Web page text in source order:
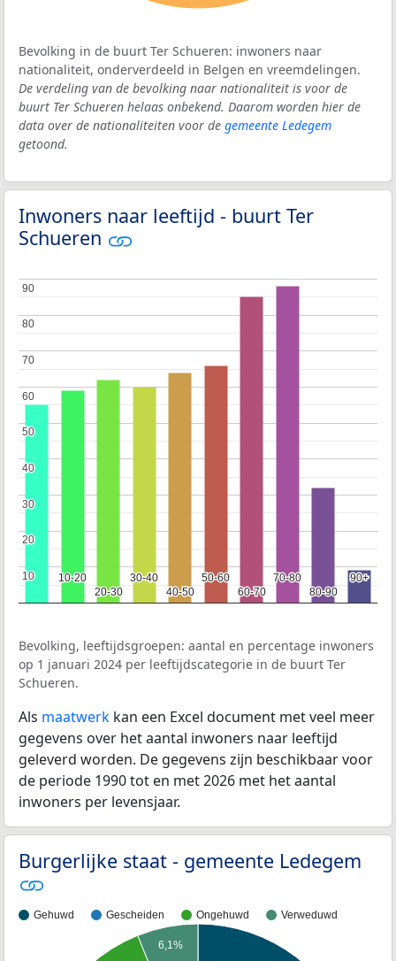
Bevolking in de buurt Ter Schueren: inwoners naar
nationaliteit, onderverdeeld in Belgen en vreemdelingen.
De verdeling van de bevolking naar nationaliteit is voor de
buurt Ter Schueren helaas onbekend. Daarom worden hier de
data over de nationaliteiten voor de gemeente Ledegem
getoond.
Inwoners naar leeftijd - buurt Ter
Schueren
10-20
10-20
20-30
20-30
30-40
30-40
40-50
40-50
50-60
50-60
60-70
60-70
70-80
70-80
80-90
80-90
90+
90+
10
10
20
20
30
30
40
40
50
50
60
60
70
70
80
80
90
90
Bevolking, leeftijdsgroepen: aantal en percentage inwoners
op 1 januari 2024 per leeftijdscategorie in de buurt Ter
Schueren.
Als maatwerk kan een Excel document met veel meer
gegevens over het aantal inwoners naar leeftijd
geleverd worden. De gegevens zijn beschikbaar voor
de periode 1990 tot en met 2026 met het aantal
inwoners per levensjaar.
Burgerlijke staat - gemeente Ledegem
Gehuwd Gescheiden Ongehuwd Verweduwd
6,1%